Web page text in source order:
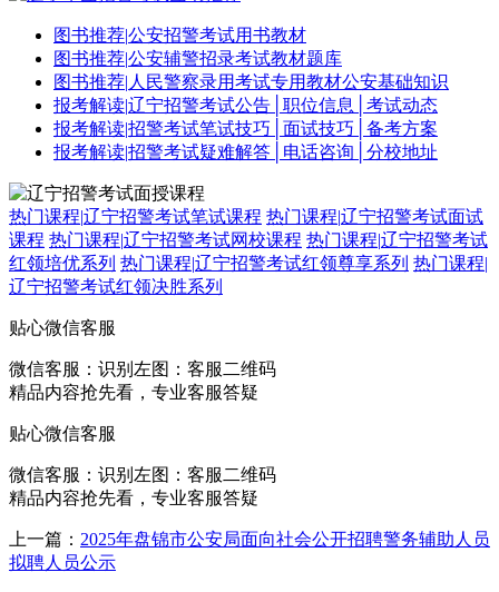
图书推荐|公安招警考试用书教材
图书推荐|公安辅警招录考试教材题库
图书推荐| 人民警察录用考试专用教材公安基础知识
报考解读|辽宁招警考试公告│职位信息│考试动态
报考解读|招警考试笔试技巧│面试技巧│备考方案
报考解读|招警考试疑难解答│电话咨询│分校地址
热门课程|辽宁招警考试笔试课程 热门课程|辽宁招警考试面试
课程 热门课程|辽宁招警考试网校课程 热门课程|辽宁招警考试
红领培优系列 热门课程|辽宁招警考试红领尊享系列 热门课程|
辽宁招警考试红领决胜系列
贴心微信客服
微信客服： 识别左图：客服二维码
精品内容抢先看，专业客服答疑
贴心微信客服
微信客服： 识别左图：客服二维码
精品内容抢先看，专业客服答疑
上一篇： 2025年盘锦市公安局面向社会公开招聘警务辅助人员
拟聘人员公示